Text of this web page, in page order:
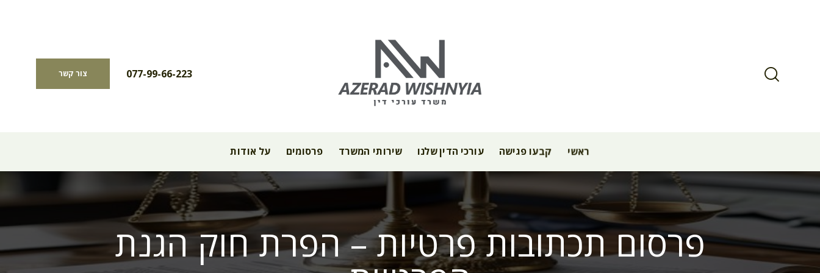
077-99-66-223 צור קשר
ראשי קבעו פגישה עורכי הדין שלנו שירותי המשרד פרסומים על אודות
פרסום תכתובות פרטיות – הפרת חוק הגנת